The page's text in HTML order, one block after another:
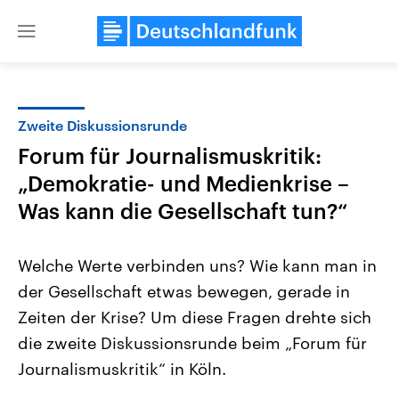
Close
Landtagswahl Sachsen-Anhalt
2026
Alle Informationen
Sachsen-Anhalt wählt am 6.
September 2026 einen neuen
Aktuelle Beiträge,
Hintergründe
Wirtschaftlich und
Zweite Diskussionsrunde
Forum für Journalismuskritik:
„Demokratie- und Medienkrise –
Was kann die Gesellschaft tun?“
Welche Werte verbinden uns? Wie kann man in
der Gesellschaft etwas bewegen, gerade in
Zeiten der Krise? Um diese Fragen drehte sich
die zweite Diskussionsrunde beim „Forum für
Journalismuskritik“ in Köln.